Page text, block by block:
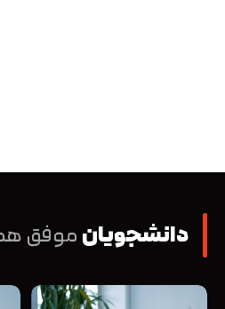
دانشجویانموفق